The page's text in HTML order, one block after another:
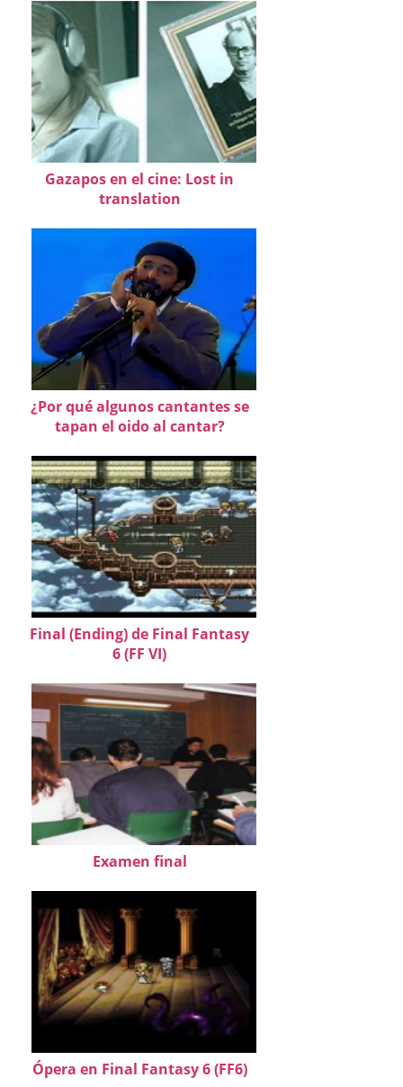
Gazapos en el cine: Lost in
translation
¿Por qué algunos cantantes se
tapan el oido al cantar?
Final (Ending) de Final Fantasy
6 (FF VI)
Examen final
Ópera en Final Fantasy 6 (FF6)